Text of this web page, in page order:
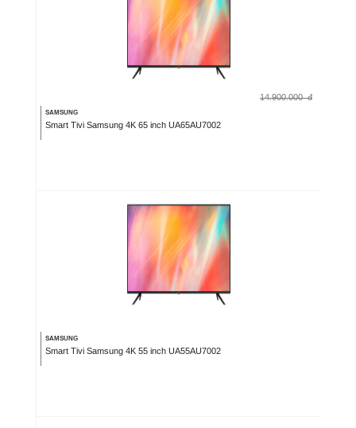
14.900.000 đ
SAMSUNG
Smart Tivi Samsung 4K 65 inch UA65AU7002
SAMSUNG
Smart Tivi Samsung 4K 55 inch UA55AU7002